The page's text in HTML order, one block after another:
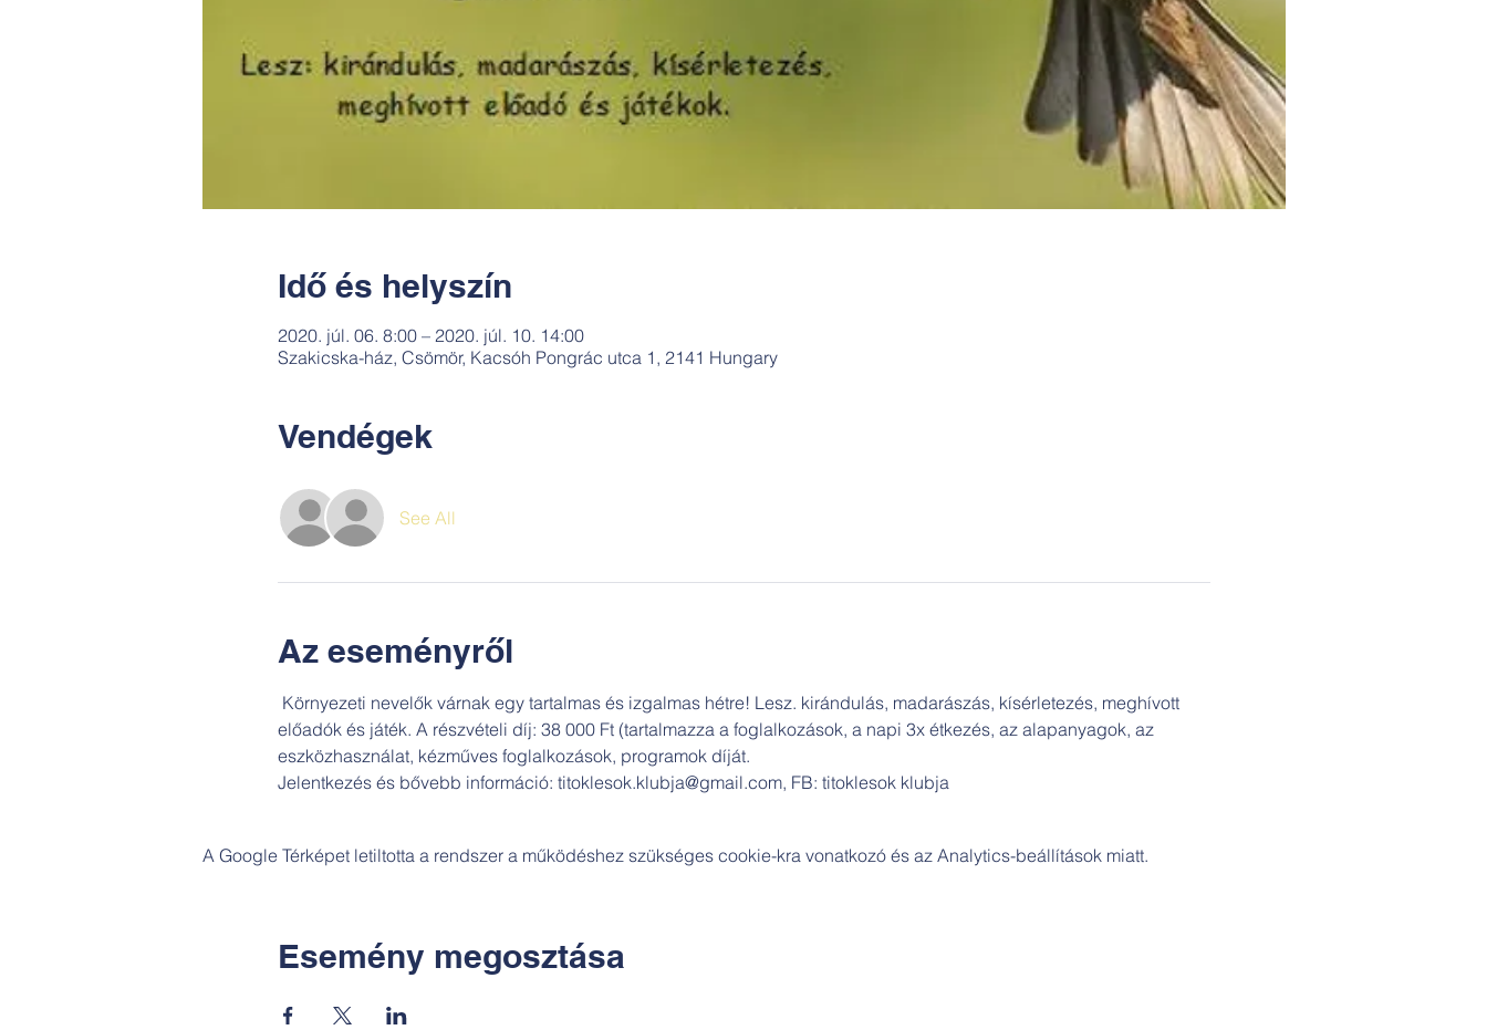
Idő és helyszín
2020. júl. 06. 8:00 – 2020. júl. 10. 14:00
Szakicska-ház, Csömör, Kacsóh Pongrác utca 1, 2141 Hungary
Vendégek
See All
Az eseményről
Környezeti nevelők várnak egy tartalmas és izgalmas hétre! Lesz. kirándulás, madarászás, kísérletezés, meghívott
előadók és játék. A részvételi díj: 38 000 Ft (tartalmazza a foglalkozások, a napi 3x étkezés, az alapanyagok, az
eszközhasználat, kézműves foglalkozások, programok díját.
Jelentkezés és bővebb információ: titoklesok.klubja@gmail.com, FB: titoklesok klubja
A Google Térképet letiltotta a rendszer a működéshez szükséges cookie-kra vonatkozó és az Analytics-beállítások miatt.
Esemény megosztása